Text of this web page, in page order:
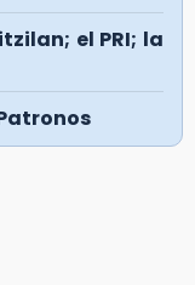
el PRI; la